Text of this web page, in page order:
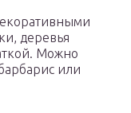
деревья
Можно
или